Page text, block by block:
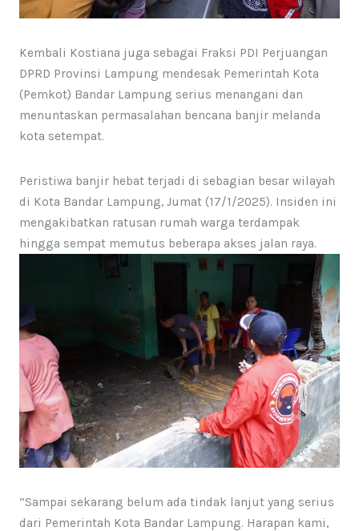
Kembali Kostiana juga sebagai Fraksi PDI Perjuangan
DPRD Provinsi Lampung mendesak Pemerintah Kota
(Pemkot) Bandar Lampung serius menangani dan
menuntaskan permasalahan bencana banjir melanda
kota setempat.
Peristiwa banjir hebat terjadi di sebagian besar wilayah
di Kota Bandar Lampung, Jumat (17/1/2025). Insiden ini
mengakibatkan ratusan rumah warga terdampak
hingga sempat memutus beberapa akses jalan raya.
“Sampai sekarang belum ada tindak lanjut yang serius
dari Pemerintah Kota Bandar Lampung. Harapan kami,